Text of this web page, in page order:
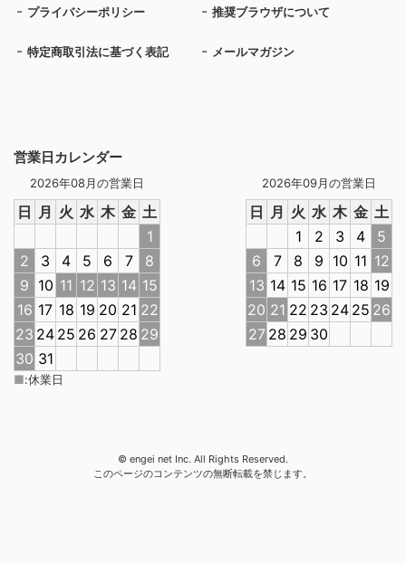
営業日カレンダー
2026年08月の営業日
日 月 火 水 木 金 土
1
2
3 4 5 6 7
8
9 10 11 12 13 14 15
16 17 18 19 20 21 22
23 24 25 26 27 28 29
30 31
2026年09月の営業日
日 月 火 水 木 金 土
1
2 3 4
5
6
7 8 9 10 11 12
13 14 15 16 17 18 19
20 21 22 23 24 25 26
27 28 29 30
■:休業日
プライバシーポリシー 推奨ブラウザについて
特定商取引法に基づく表記 メールマガジン
© engei net Inc. All Rights Reserved.
このページのコンテンツの無断転載を禁じます。